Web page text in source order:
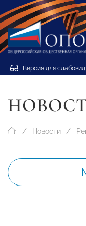
Версия для
Новости